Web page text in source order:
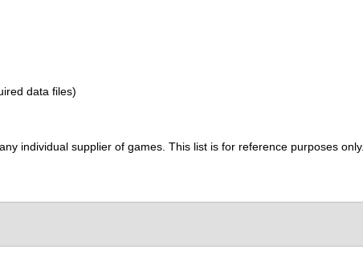
data files)
individual supplier of games. This list is for reference purposes only.